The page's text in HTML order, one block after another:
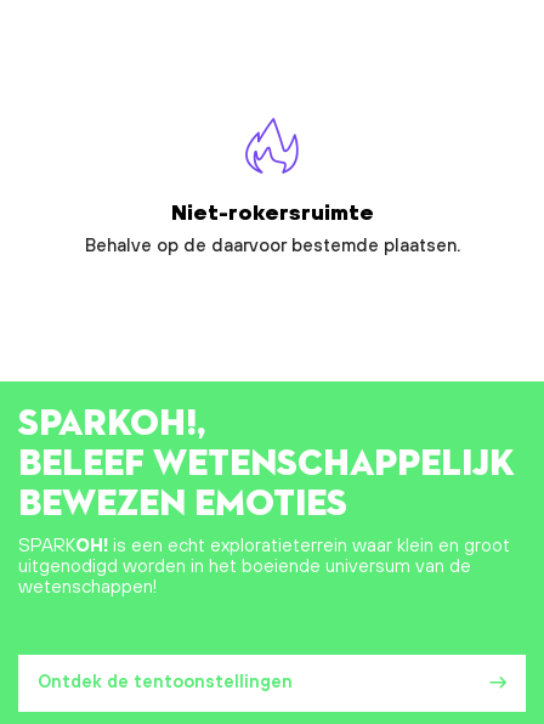
Niet-rokersruimte
Behalve op de daarvoor bestemde plaatsen.
Ontdek de tentoonstellingen
SPARKOH!,
BELEEF WETENSCHAPPELIJK
BEWEZEN EMOTIES
SPARKOH! is een echt exploratieterrein waar klein en groot
uitgenodigd worden in het boeiende universum van de
wetenschappen!